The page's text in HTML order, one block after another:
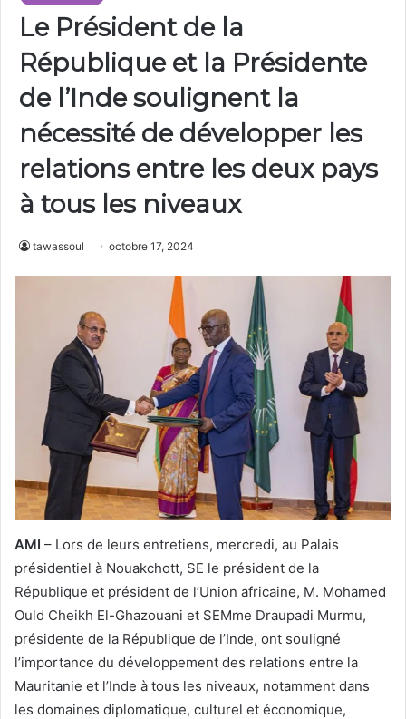
Le Président de la
République et la Présidente
de l’Inde soulignent la
nécessité de développer les
relations entre les deux pays
à tous les niveaux
tawassoul octobre 17, 2024
AMI – Lors de leurs entretiens, mercredi, au Palais
présidentiel à Nouakchott, SE le président de la
République et président de l’Union africaine, M. Mohamed
Ould Cheikh El-Ghazouani et SEMme Draupadi Murmu,
présidente de la République de l’Inde, ont souligné
l’importance du développement des relations entre la
Mauritanie et l’Inde à tous les niveaux, notamment dans
les domaines diplomatique, culturel et économique,